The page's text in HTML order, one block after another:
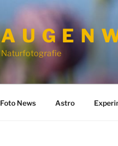
A U G E N
Naturfotografie
Foto News Astro